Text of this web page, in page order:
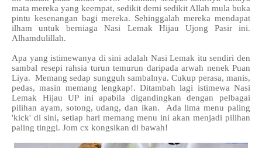
mata mereka yang keempat, sedikit demi sedikit Allah mula buka
pintu kesenangan bagi mereka. Sehinggalah mereka mendapat
ilham untuk berniaga Nasi Lemak Hijau Ujong Pasir ini.
Alhamdulillah.
Apa yang istimewanya di sini adalah Nasi Lemak itu sendiri den
sambal resepi rahsia turun temurun daripada arwah nenek Puan
Liya. Memang sedap sungguh sambalnya. Cukup perasa, manis,
pedas, masin memang lengkap!. Ditambah lagi istimewa Nasi
Lemak Hijau UP ini apabila digandingkan dengan pelbagai
pilihan ayam, sotong, udang, dan ikan. Ada lima menu paling
'kick' di sini, setiap hari memang menu ini akan menjadi pilihan
paling tinggi. Jom cx kongsikan di bawah!